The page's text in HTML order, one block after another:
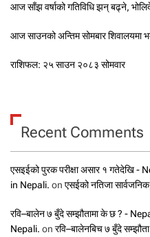
आज साँझ वर्षाको गतिविधि झन् बढ्ने,
आज साउनको अन्तिम सोमबार शिवालयमा
राशिफल: २५ साउन २०८३ सोमवार
Recent Comments
एसइईको पुरक परीक्षा असार १ गतेदेखि
in Nepali. on एसईको नतिजा सार्वजनिक,
रवि–बालेन ७ बुँदे सम्झौतामा के छ ? -
Nepali. on रवि–बालेनबिच ७ बुँदे